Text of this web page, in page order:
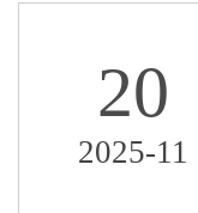
20
2025-11